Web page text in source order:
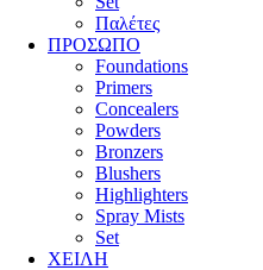
Παλέτες
ΠΡΟΣΩΠΟ
Foundations
Primers
Concealers
Powders
Bronzers
Blushers
Highlighters
Spray Mists
Set
ΧΕΙΛΗ